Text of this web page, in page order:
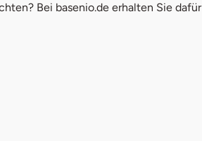
Bei basenio.de erhalten Sie dafür